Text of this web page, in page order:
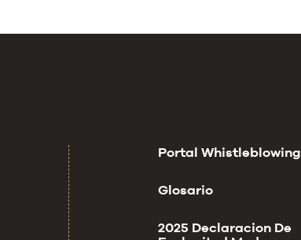
Portal Whistleblowing
Glosario
2025 Declaracion De